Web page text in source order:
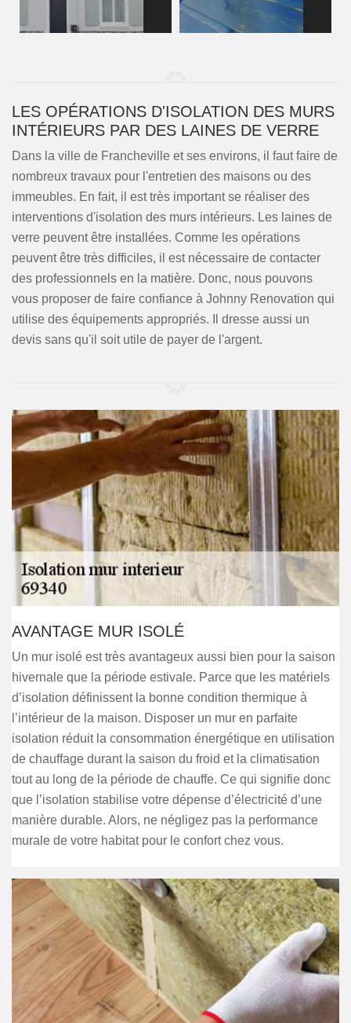
LES OPÉRATIONS D'ISOLATION DES MURS
INTÉRIEURS PAR DES LAINES DE VERRE
Dans la ville de Francheville et ses environs, il faut faire de
nombreux travaux pour l'entretien des maisons ou des
immeubles. En fait, il est très important se réaliser des
interventions d'isolation des murs intérieurs. Les laines de
verre peuvent être installées. Comme les opérations
peuvent être très difficiles, il est nécessaire de contacter
des professionnels en la matière. Donc, nous pouvons
vous proposer de faire confiance à Johnny Renovation qui
utilise des équipements appropriés. Il dresse aussi un
devis sans qu'il soit utile de payer de l'argent.
AVANTAGE MUR ISOLÉ
Un mur isolé est très avantageux aussi bien pour la saison
hivernale que la période estivale. Parce que les matériels
d’isolation définissent la bonne condition thermique à
l’intérieur de la maison. Disposer un mur en parfaite
isolation réduit la consommation énergétique en utilisation
de chauffage durant la saison du froid et la climatisation
tout au long de la période de chauffe. Ce qui signifie donc
que l’isolation stabilise votre dépense d’électricité d’une
manière durable. Alors, ne négligez pas la performance
murale de votre habitat pour le confort chez vous.